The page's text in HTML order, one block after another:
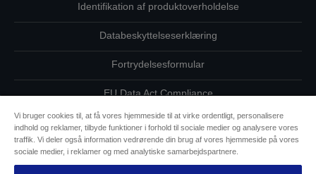
Identifikation af produktoverholdelse
Databeskyttelseserklæring
Fortrydelsesformular
EU Data Act Compliance
Kontakt os vedrørende dine data
Oplysninger om cookies
Vi bruger cookies til, at få vores hjemmeside til at virke ordentligt, personalisere
indhold og reklamer, tilbyde funktioner i forhold til sociale medier og analysere vores
traffik. Vi deler også information vedrørende din brug af vores hjemmeside på vores
sociale medier, i reklamer og med analytiske samarbejdspartnere.